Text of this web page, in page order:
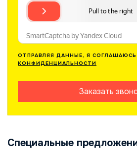
ОТПРАВЛЯЯ ДАННЫЕ, Я СОГЛАШАЮСЬ
КОНФИДЕНЦИАЛЬНОСТИ
Заказать
Специальные